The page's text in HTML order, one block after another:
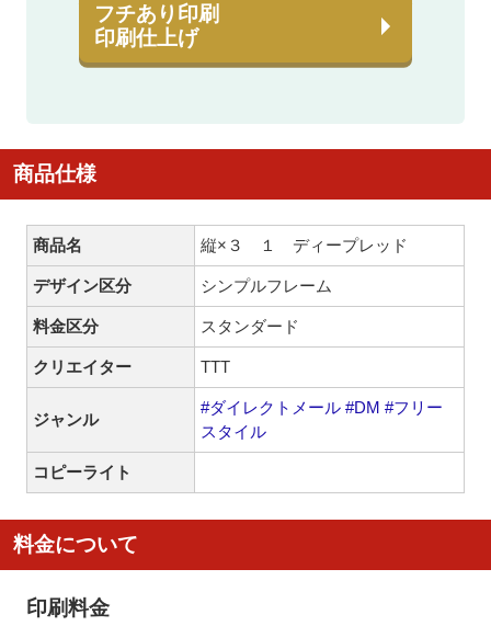
フチあり印刷
印刷仕上げ
商品仕様
商品名 縦×３ １ ディープレッド
デザイン区分 シンプルフレーム
料金区分 スタンダード
クリエイター TTT
ジャンル
#ダイレクトメール #DM #フリー
スタイル
コピーライト
料金について
印刷料金